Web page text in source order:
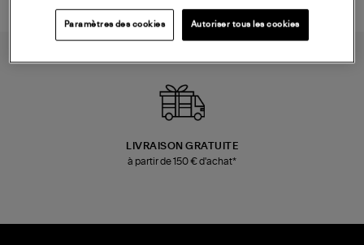
LIVRAISON GRATUITE
à partir de 150 € d'achat*
Paramètres des cookies Autoriser tous les cookies